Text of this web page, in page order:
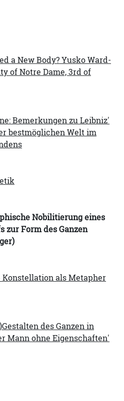
a New Body? Yusko Ward-
of Notre Dame, 3rd of
Bemerkungen zu Leibniz'
bestmöglichen Welt im
Nobilitierung eines
zur Form des Ganzen
Konstellation als Metapher
des Ganzen in
Mann ohne Eigenschaften'